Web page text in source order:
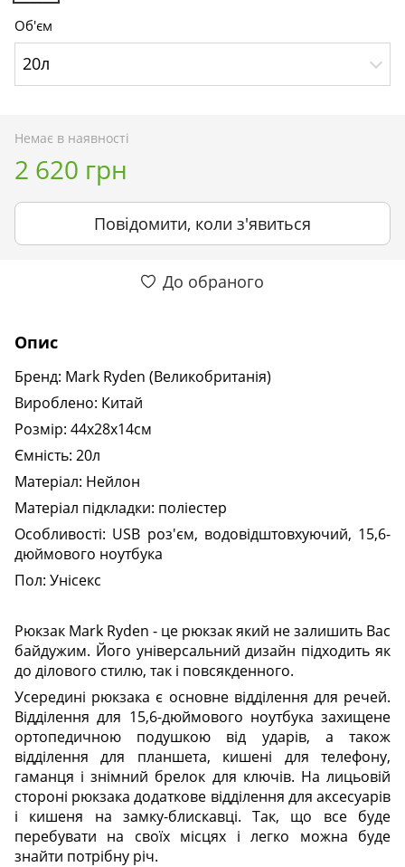
Об'єм
20л
Немає в наявності
2 620 грн
Повідомити, коли з'явиться
До обраного
Опис
Бренд: Mark Ryden (Великобританія)
Вироблено: Китай
Розмір: 44х28х14см
Ємність: 20л
Матеріал: Нейлон
Матеріал підкладки: поліестер
Особливості: USB роз'єм, водовідштовхуючий, 15,6-
дюймового ноутбука
Пол: Унісекс
Рюкзак Mark Ryden - це рюкзак який не залишить Вас
байдужим. Його універсальний дизайн підходить як
до ділового стилю, так і повсякденного.
Усередині рюкзака є основне відділення для речей.
Відділення для 15,6-дюймового ноутбука захищене
ортопедичною подушкою від ударів, а також
відділення для планшета, кишені для телефону,
гаманця і знімний брелок для ключів. На лицьовій
стороні рюкзака додаткове відділення для аксесуарів
і кишеня на замку-блискавці. Так, що все буде
перебувати на своїх місцях і легко можна буде
знайти потрібну річ.